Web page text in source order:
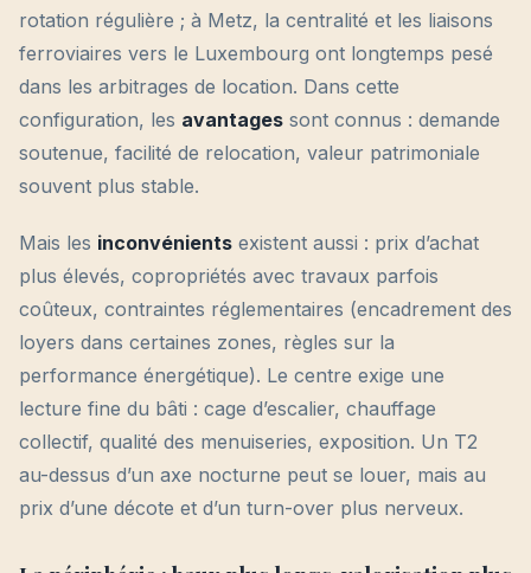
rotation régulière ; à Metz, la centralité et les liaisons
ferroviaires vers le Luxembourg ont longtemps pesé
dans les arbitrages de location. Dans cette
configuration, les avantages sont connus : demande
soutenue, facilité de relocation, valeur patrimoniale
souvent plus stable.
Mais les inconvénients existent aussi : prix d’achat
plus élevés, copropriétés avec travaux parfois
coûteux, contraintes réglementaires (encadrement des
loyers dans certaines zones, règles sur la
performance énergétique). Le centre exige une
lecture fine du bâti : cage d’escalier, chauffage
collectif, qualité des menuiseries, exposition. Un T2
au-dessus d’un axe nocturne peut se louer, mais au
prix d’une décote et d’un turn-over plus nerveux.